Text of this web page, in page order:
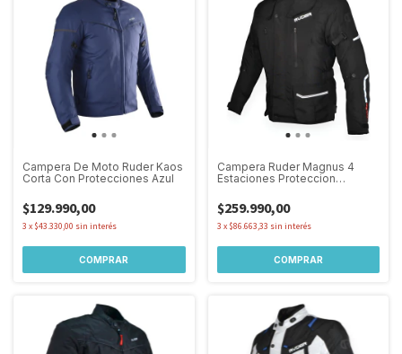
Campera De Moto Ruder Kaos
Corta Con Protecciones Azul
$129.990,00
3 x $43.330,00 sin interés
COMPRAR
Campera Ruder Magnus 4
Estaciones Proteccion
$259.990,00
3 x $86.663,33 sin interés
COMPRAR